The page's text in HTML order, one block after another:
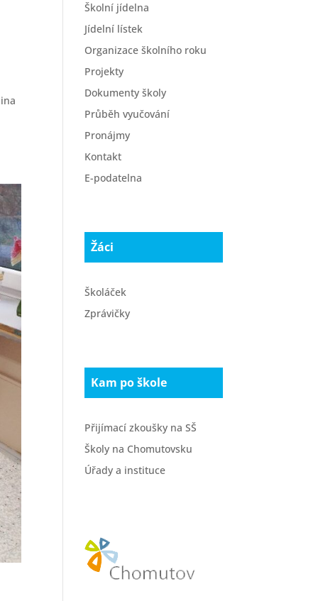
Školní jídelna
Jídelní lístek
Organizace školního roku
Projekty
Dokumenty školy
Průběh vyučování
Pronájmy
Kontakt
E-podatelna
Žáci
Školáček
Zprávičky
Kam po škole
Přijímací zkoušky na SŠ
Školy na Chomutovsku
Úřady a instituce